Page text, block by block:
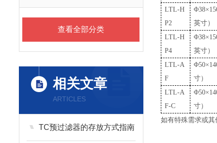
查看全部分类
相关文章
ARTICLES
TC预过滤器的存放方式指南
LTL-H
P2
英寸）
LTL-H
P4
英寸）
LTL-A
F
寸）
LTL-A
F-C
寸）
如有特殊需求或